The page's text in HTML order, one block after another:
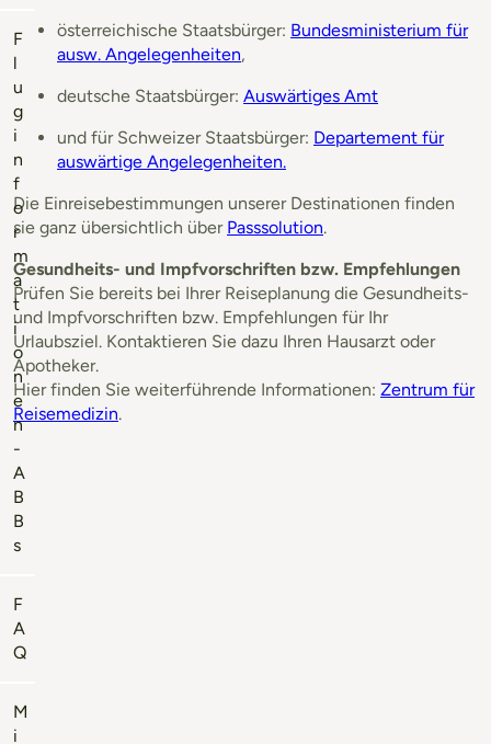
österreichische Staatsbürger: Bundesministerium für
ausw. Angelegenheiten,
deutsche Staatsbürger: Auswärtiges Amt
und für Schweizer Staatsbürger: Departement für
auswärtige Angelegenheiten.
Die Einreisebestimmungen unserer Destinationen finden
sie ganz übersichtlich über Passsolution.
Gesundheits- und Impfvorschriften bzw. Empfehlungen
Prüfen Sie bereits bei Ihrer Reiseplanung die Gesundheits-
und Impfvorschriften bzw. Empfehlungen für Ihr
Urlaubsziel. Kontaktieren Sie dazu Ihren Hausarzt oder
Apotheker.
Hier finden Sie weiterführende Informationen: Zentrum für
Reisemedizin.
F
l
u
g
i
n
f
o
r
m
a
t
i
o
n
e
n
-
A
B
B
s
F
A
Q
M
i